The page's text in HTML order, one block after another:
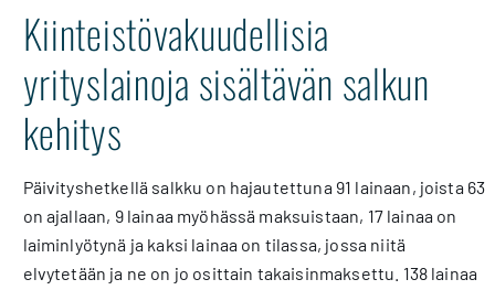
Kiinteistövakuudellisia
yrityslainoja sisältävän salkun
kehitys
Päivityshetkellä salkku on hajautettuna 91 lainaan, joista 63
on ajallaan, 9 lainaa myöhässä maksuistaan, 17 lainaa on
laiminlyötynä ja kaksi lainaa on tilassa, jossa niitä
elvytetään ja ne on jo osittain takaisinmaksettu. 138 lainaa